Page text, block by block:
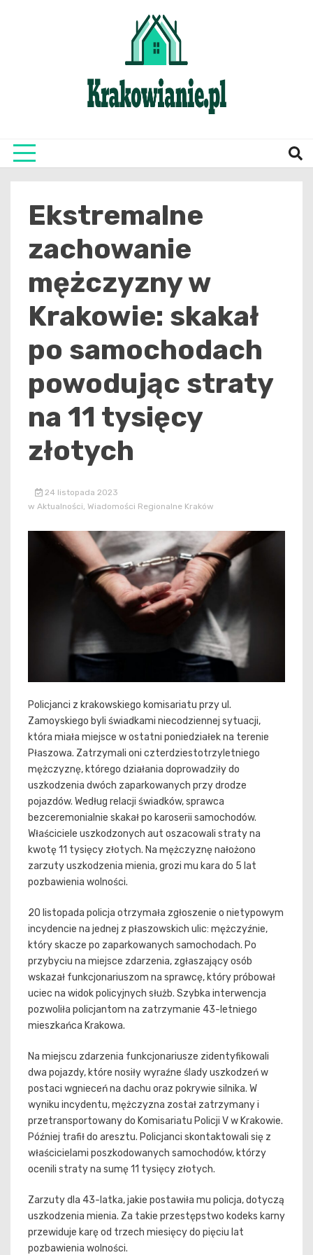
Ekstremalne
zachowanie
mężczyzny w
Krakowie: skakał
po samochodach
powodując straty
na 11 tysięcy
złotych
24 listopada 2023
w Aktualności, Wiadomości Regionalne Kraków
Policjanci z krakowskiego komisariatu przy ul.
Zamoyskiego byli świadkami niecodziennej sytuacji,
która miała miejsce w ostatni poniedziałek na terenie
Płaszowa. Zatrzymali oni czterdziestotrzyletniego
mężczyznę, którego działania doprowadziły do
uszkodzenia dwóch zaparkowanych przy drodze
pojazdów. Według relacji świadków, sprawca
bezceremonialnie skakał po karoserii samochodów.
Właściciele uszkodzonych aut oszacowali straty na
kwotę 11 tysięcy złotych. Na mężczyznę nałożono
zarzuty uszkodzenia mienia, grozi mu kara do 5 lat
pozbawienia wolności.
20 listopada policja otrzymała zgłoszenie o nietypowym
incydencie na jednej z płaszowskich ulic: mężczyźnie,
który skacze po zaparkowanych samochodach. Po
przybyciu na miejsce zdarzenia, zgłaszający osób
wskazał funkcjonariuszom na sprawcę, który próbował
uciec na widok policyjnych służb. Szybka interwencja
pozwoliła policjantom na zatrzymanie 43-letniego
mieszkańca Krakowa.
Na miejscu zdarzenia funkcjonariusze zidentyfikowali
dwa pojazdy, które nosiły wyraźne ślady uszkodzeń w
postaci wgnieceń na dachu oraz pokrywie silnika. W
wyniku incydentu, mężczyzna został zatrzymany i
przetransportowany do Komisariatu Policji V w Krakowie.
Później trafił do aresztu. Policjanci skontaktowali się z
właścicielami poszkodowanych samochodów, którzy
ocenili straty na sumę 11 tysięcy złotych.
Zarzuty dla 43-latka, jakie postawiła mu policja, dotyczą
uszkodzenia mienia. Za takie przestępstwo kodeks karny
przewiduje karę od trzech miesięcy do pięciu lat
pozbawienia wolności.